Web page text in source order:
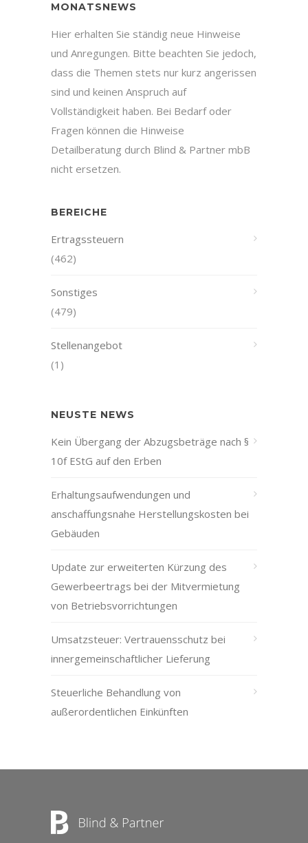
MONATSNEWS
Hier erhalten Sie ständig neue Hinweise
und Anregungen. Bitte beachten Sie jedoch,
dass die Themen stets nur kurz angerissen
sind und keinen Anspruch auf
Vollständigkeit haben. Bei Bedarf oder
Fragen können die Hinweise
Detailberatung durch Blind & Partner mbB
nicht ersetzen.
BEREICHE
Ertragssteuern
(462)
Sonstiges
(479)
Stellenangebot
(1)
NEUSTE NEWS
Kein Übergang der Abzugsbeträge nach §
10f EStG auf den Erben
Erhaltungsaufwendungen und
anschaffungsnahe Herstellungskosten bei
Gebäuden
Update zur erweiterten Kürzung des
Gewerbeertrags bei der Mitvermietung
von Betriebsvorrichtungen
Umsatzsteuer: Vertrauensschutz bei
innergemeinschaftlicher Lieferung
Steuerliche Behandlung von
außerordentlichen Einkünften